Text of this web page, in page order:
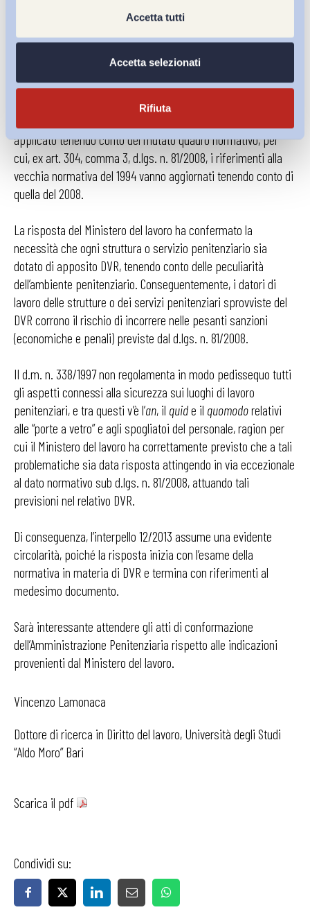
Accetta tutti
Accetta selezionati
Rifiuta
sui luoghi di lavoro (d.m. 29.8.1997, n. 338), provvedimento,
come rammentato dall’interpello 12/2013, con “cedevolezza” del
decreto ministeriale attuativo del d.lgs. n. 626/1994, una volta
pubblicati quelli in attuazione del d.lgs. n. 81/2008.
applicato tenendo conto del mutato quadro normativo, per
cui, ex art. 304, comma 3, d.lgs. n. 81/2008, i riferimenti alla
vecchia normativa del 1994 vanno aggiornati tenendo conto di
quella del 2008.
La risposta del Ministero del lavoro ha confermato la
necessità che ogni struttura o servizio penitenziario sia
dotato di apposito DVR, tenendo conto delle peculiarità
dell’ambiente penitenziario. Conseguentemente, i datori di
lavoro delle strutture o dei servizi penitenziari sprovviste del
DVR corrono il rischio di incorrere nelle pesanti sanzioni
(economiche e penali) previste dal d.lgs. n. 81/2008.
Il d.m. n. 338/1997 non regolamenta in modo pedissequo tutti
gli aspetti connessi alla sicurezza sui luoghi di lavoro
penitenziari, e tra questi v’è l’an, il quide il quomodorelativi
alle “porte a vetro” e agli spogliatoi del personale, ragion per
cui il Ministero del lavoro ha correttamente previsto che a tali
problematiche sia data risposta attingendo in via eccezionale
al dato normativo sub d.lgs. n. 81/2008, attuando tali
previsioni nel relativo DVR.
Di conseguenza, l’interpello 12/2013 assume una evidente
circolarità, poiché la risposta inizia con l’esame della
normativa in materia di DVR e termina con riferimenti al
medesimo documento.
Sarà interessante attendere gli atti di conformazione
dell’Amministrazione Penitenziaria rispetto alle indicazioni
provenienti dal Ministero del lavoro.
Vincenzo Lamonaca
Dottore di ricerca in Diritto del lavoro, Università degli Studi
“Aldo Moro” Bari
Scarica il pdf
Condividi su: